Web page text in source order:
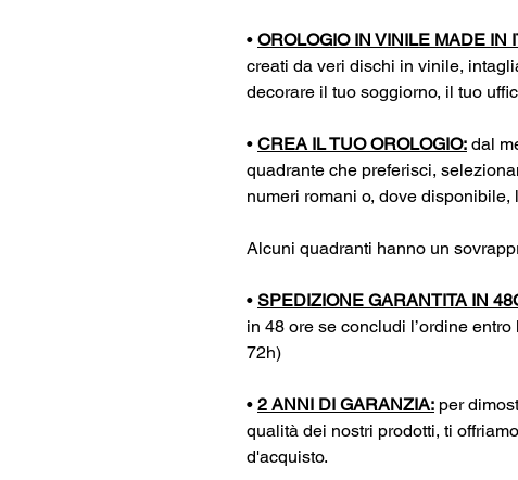
• OROLOGIO IN VINILE MADE IN
creati da veri dischi in vinile,
decorare il tuo soggiorno, il tuo
• CREA IL TUO OROLOGIO: dal
quadrante che preferisci,
numeri romani o, dove disponibile,
Alcuni quadranti hanno un
• SPEDIZIONE GARANTITA IN
in 48 ore se concludi l’ordine
72h)
• 2 ANNI DI GARANZIA: per
qualità dei nostri prodotti, ti
d'acquisto.